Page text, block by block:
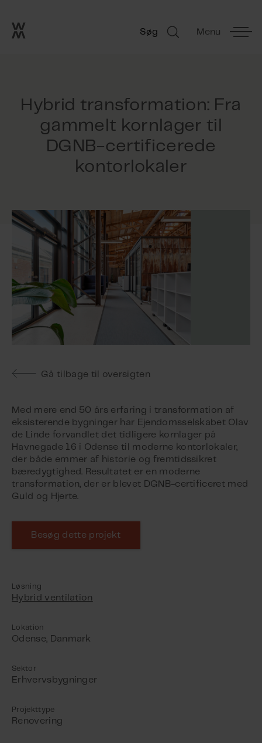
Søg Menu
Hybrid transformation: Fra
gammelt kornlager til
DGNB-certificerede
kontorlokaler
Gå tilbage til oversigten
Med mere end 50 års erfaring i transformation af
eksisterende bygninger har Ejendomsselskabet Olav
de Linde forvandlet det tidligere kornlager på
Havnegade 16 i Odense til moderne kontorlokaler,
der både emmer af historie og fremtidssikret
bæredygtighed. Resultatet er en moderne
transformation, der er blevet DGNB-certificeret med
Guld og Hjerte.
Besøg dette projekt
Løsning
Hybrid ventilation
Lokation
Odense, Danmark
Sektor
Erhvervsbygninger
Projekttype
Renovering